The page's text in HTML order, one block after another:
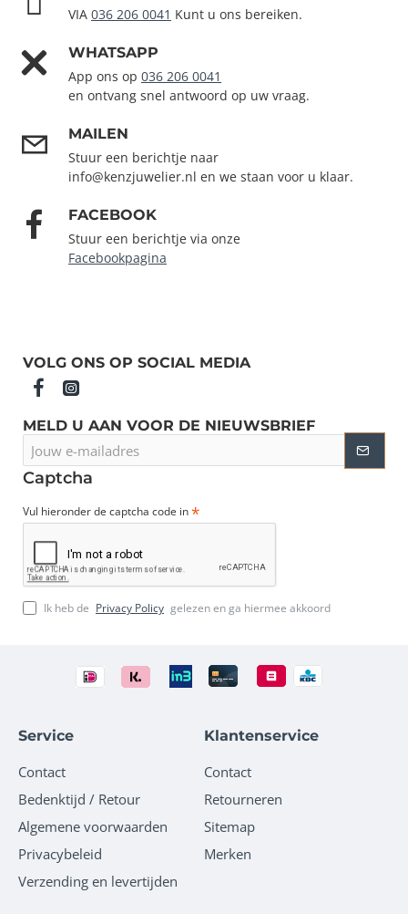
VIA 036 206 0041 Kunt u ons bereiken.
WHATSAPP
App ons op 036 206 0041
en ontvang snel antwoord op uw vraag.
MAILEN
Stuur een berichtje naar
info@kenzjuwelier.nl en we staan voor u klaar.
FACEBOOK
Stuur een berichtje via onze
Facebookpagina
VOLG ONS OP SOCIAL MEDIA
MELD U AAN VOOR DE NIEUWSBRIEF
e-
mailadres
Captcha
Vul hieronder de captcha code in
Ik heb de Privacy Policy gelezen en ga hiermee akkoord
Service
Contact
Bedenktijd / Retour
Algemene voorwaarden
Privacybeleid
Verzending en levertijden
Klantenservice
Contact
Retourneren
Sitemap
Merken